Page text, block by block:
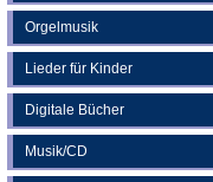
Orgelmusik
Lieder für Kinder
Digitale Bücher
Musik/CD